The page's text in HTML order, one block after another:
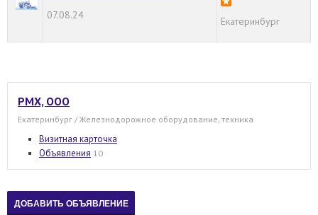
07.08.24 Екатеринбург
РМХ, ООО
Екатеринбург / Железнодорожное оборудование, техника
Визитная карточка
Объявления 10